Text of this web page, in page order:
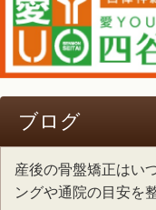
ブログ
産後の骨盤矯正はい
ングや通院の目安を